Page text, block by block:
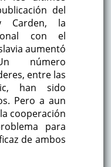
del
Carden, la
con el
aumentó
número
entre las
han sido
Pero a aun
cooperación
para
de ambos